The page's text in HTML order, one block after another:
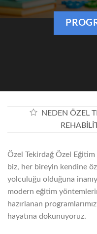
NEDEN ÖZEL
Özel Tekirdağ Özel
biz, her bireyin kendine
yolculuğu olduğuna
modern eğitim
hazırlanan
hayatına dokunuyoruz.